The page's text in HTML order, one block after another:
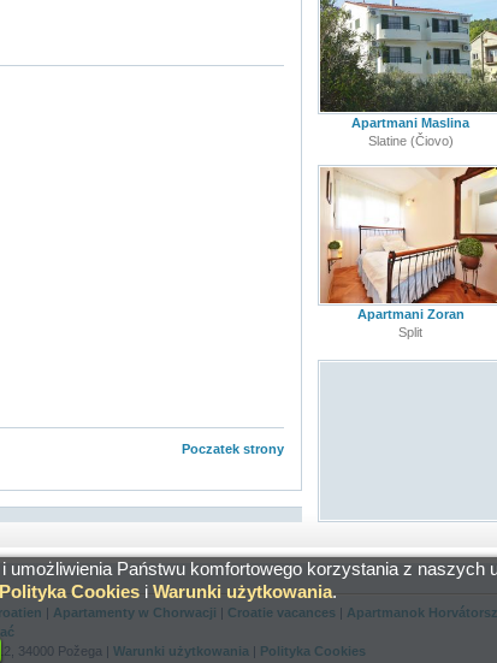
Poczatek strony
Apartmani Maslina
Slatine (Čiovo)
Apartmani Zoran
Split
| Apartamenty w Chorwacji | Croatie vacances | Apartmanok
34000 Požega | Warunki użytkowania | Polityka Cookies
Państwu komfortowego korzystania z naszych
Polityka Cookiesi Warunki użytkowania.